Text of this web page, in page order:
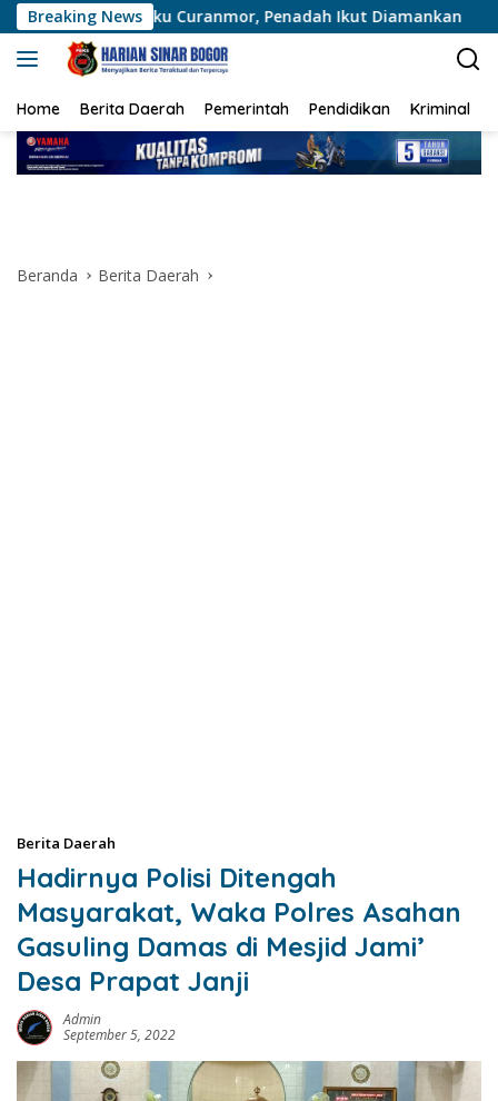
Langsung
ke
konten
Breaking News
Curanmor, Penadah Ikut Diamankan Brimob Polda
Home Berita Daerah Pemerintah Pendidikan Kriminal
Beranda Berita Daerah
Berita Daerah
Hadirnya Polisi Ditengah
Masyarakat, Waka Polres Asahan
Gasuling Damas di Mesjid Jami’
Desa Prapat Janji
Admin
September 5, 2022